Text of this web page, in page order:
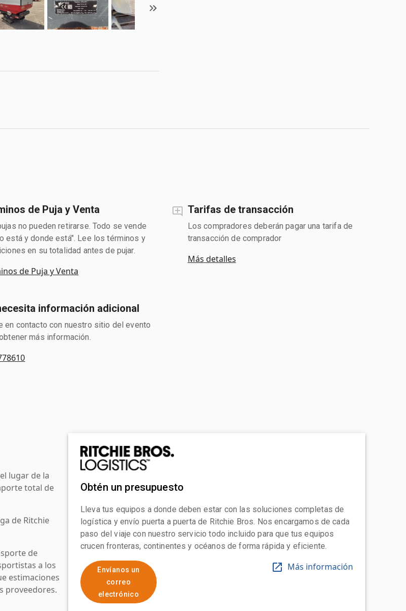
de Puja y Venta
no pueden retirarse. Todo se vende
está y donde está". Lee los términos y
en su totalidad antes de pujar.
de Puja y Venta
Tarifas de transacción
Los compradores deberán pagar una tarifa de
transacción de comprador
Más detalles
información adicional
en contacto con nuestro sitio del evento
más información.
lugar de la
total de
de Ritchie
de
a los
estimaciones
proveedores.
Obtén un presupuesto
Lleva tus equipos a donde deben estar con las soluciones completas de
logística y envío puerta a puerta de Ritchie Bros. Nos encargamos de cada
paso del viaje con nuestro servicio todo incluido para que tus equipos
crucen fronteras, continentes y océanos de forma rápida y eficiente.
Envíanos un
correo
electrónico
Más información